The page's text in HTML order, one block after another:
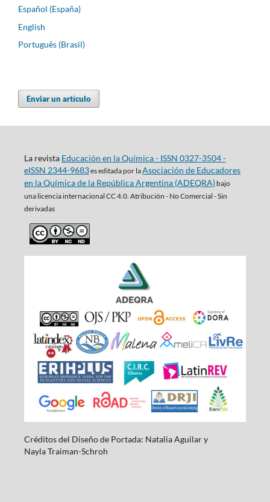
Español (España)
English
Português (Brasil)
Enviar un artículo
La revista Educación en la Química - ISSN 0327-3504 -
eISSN 2344-9683es editada por laAsociación de Educadores
en la Química de la República Argentina (ADEQRA)bajo
una licencia internacional CC 4.0. Atribución - No Comercial - Sin
derivadas
Créditos del Diseño de Portada: Natalia Aguilar y
NaylaTraiman-Schroh